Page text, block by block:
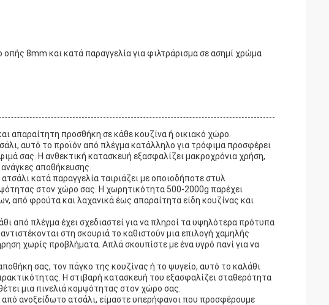
8mm και κατά παραγγελία για φιλτράρισμα σε ασημί χρώμα
απαραίτητη προσθήκη σε κάθε κουζίνα ή οικιακό χώρο.
αυτό το προϊόν από πλέγμα κατάλληλο για τρόφιμα προσφέρει
σας. Η ανθεκτική κατασκευή εξασφαλίζει μακροχρόνια χρήση,
αποθήκευσης.
κατά παραγγελία ταιριάζει με οποιοδήποτε στυλ
στον χώρο σας. Η χωρητικότητα 500-2000g παρέχει
από φρούτα και λαχανικά έως απαραίτητα είδη κουζίνας και
από πλέγμα έχει σχεδιαστεί για να πληροί τα υψηλότερα πρότυπα
στη σκουριά το καθιστούν μια επιλογή χαμηλής
χωρίς προβλήματα. Απλά σκουπίστε με ένα υγρό πανί για να
σας, τον πάγκο της κουζίνας ή το ψυγείο, αυτό το καλάθι
Η στιβαρή κατασκευή του εξασφαλίζει σταθερότητα
μια πινελιά κομψότητας στον χώρο σας.
ανοξείδωτο ατσάλι, είμαστε υπερήφανοι που προσφέρουμε